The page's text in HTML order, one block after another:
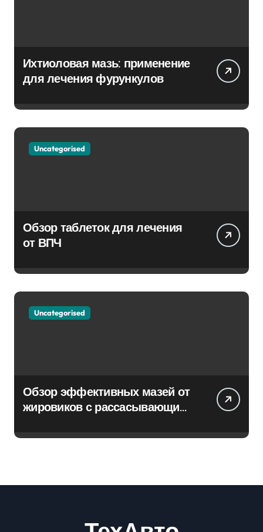
Ихтиоловая мазь: применение
для лечения фурункулов
Uncategorised
Обзор таблеток для лечения
от ВПЧ
Uncategorised
Обзор эффективных мазей от
жировиков с рассасывающим